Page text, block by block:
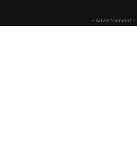
- Advertisement -